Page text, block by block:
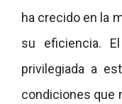
ha crecido en la
su eficiencia.
privilegiada a
condiciones que